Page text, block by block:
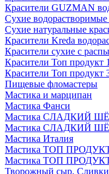
Красители GUZMAN
Сухие водорастворимые
Сухие натуральные
Красители Kreda
Красители сухие с
Красители Топ продукт
Красители Топ продукт
Пищевые фломастеры
Мастика и марципан
Мастика Фанси
Мастика СЛАДКИЙ
Мастика СЛАДКИЙ
Мастика Италия
Мастика ТОП ПРОДУКТ
Мастика ТОП ПРОДУКТ
Творожный сыр, Сливки